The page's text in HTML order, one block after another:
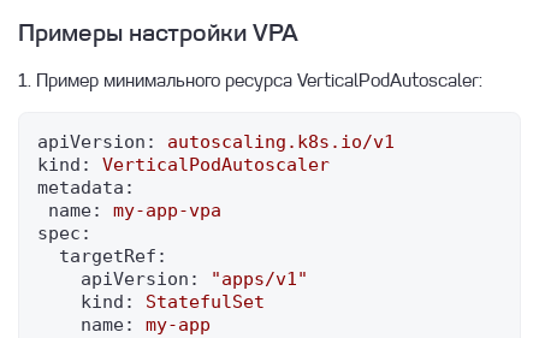
Примеры настройки VPA
1. Пример минимального ресурса VerticalPodAutoscaler:
apiVersion:
autoscaling.k8s.io/v1
kind:
VerticalPodAutoscaler
metadata:
name:
my-app-vpa
spec:
targetRef:
apiVersion:
"apps/v1"
kind:
StatefulSet
name:
my-app